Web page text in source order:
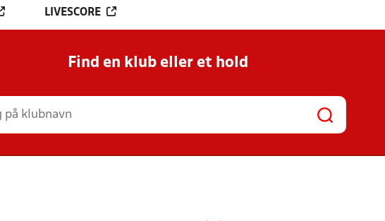
LIVESCORE
Find en klub eller et hold